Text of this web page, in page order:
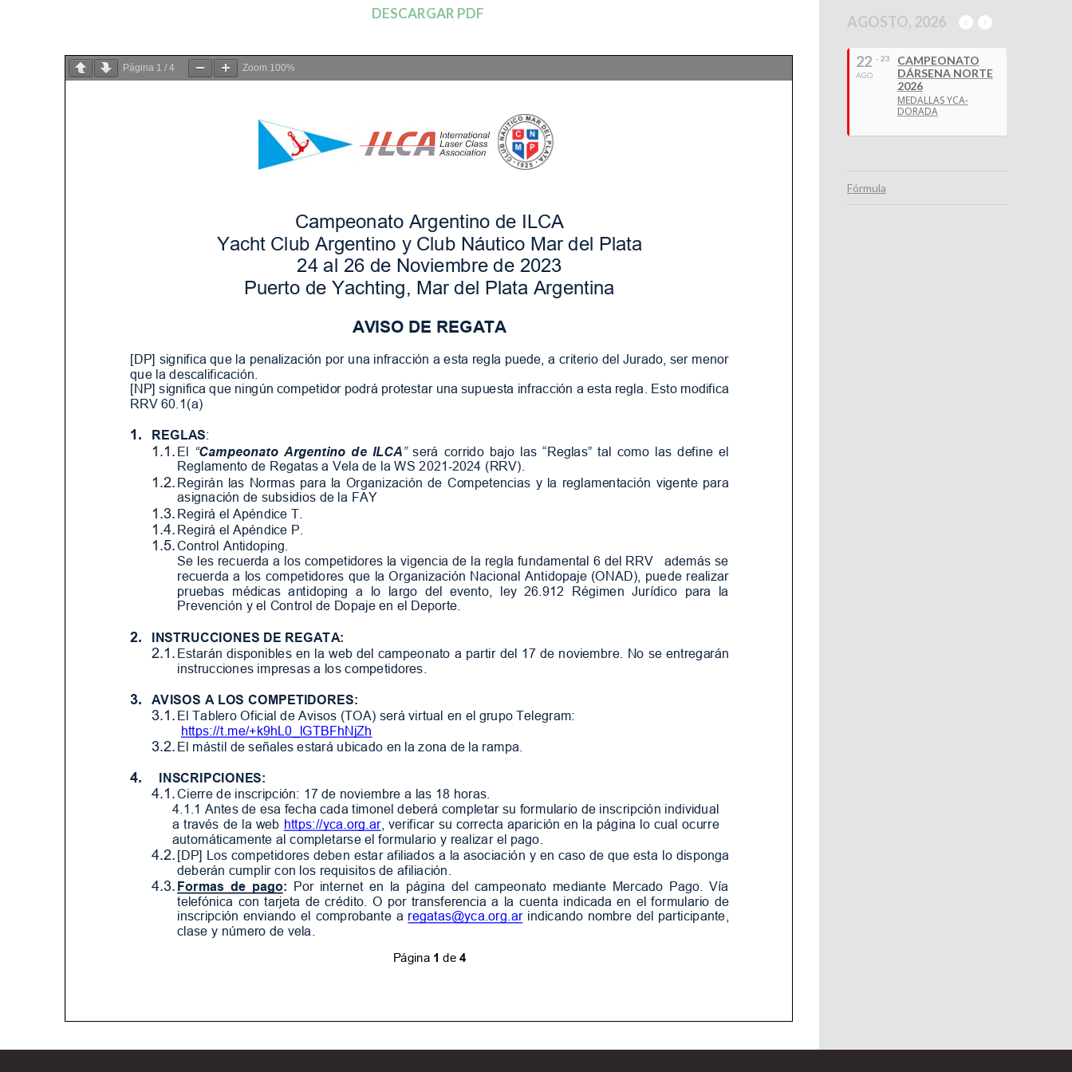
DESCARGAR PDF
Página 1 / 4 Zoom 100%
AGOSTO, 2026
22
AGO
- 23
CAMPEONATO
DÁRSENA NORTE
2026
MEDALLAS YCA-
DORADA
Fórmula